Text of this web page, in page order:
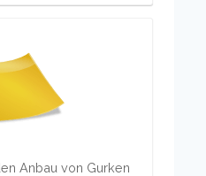
Anbau von Gurken